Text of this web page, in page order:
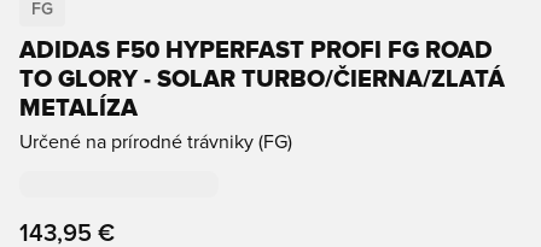
FG
ADIDAS F50 HYPERFAST PROFI FG ROAD
TO GLORY - SOLAR TURBO/ČIERNA/ZLATÁ
METALÍZA
Určené na prírodné trávniky (FG)
143,95 €